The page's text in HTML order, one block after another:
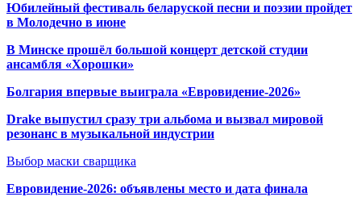
Юбилейный фестиваль беларуской песни и поэзии пройдет
в Молодечно в июне
В Минске прошёл большой концерт детской студии
ансамбля «Хорошки»
Болгария впервые выиграла «Евровидение-2026»
Drake выпустил сразу три альбома и вызвал мировой
резонанс в музыкальной индустрии
Выбор маски сварщика
Евровидение-2026: объявлены место и дата финала